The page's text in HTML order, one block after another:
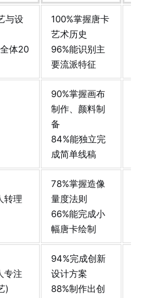
与设
体20
100%掌握唐卡
艺术历史
96%能识别主
要流派特征
90%掌握画布
制作、颜料制
备
84%能独立完
成简单线稿
转理
78%掌握造像
量度法则
66%能完成小
幅唐卡绘制
专注
)
94%完成创新
设计方案
88%制作出创